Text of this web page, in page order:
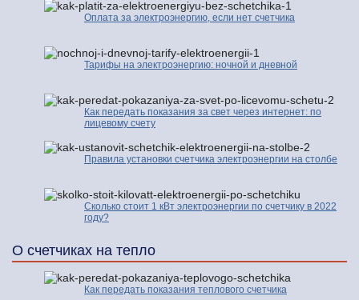
Оплата за электроэнергию, если нет счетчика
Тарифы на электроэнергию: ночной и дневной
Как передать показания за свет через интернет: по
лицевому счету
Правила установки счетчика электроэнергии на столбе
Сколько стоит 1 кВт электроэнергии по счетчику в 2022
году?
О счетчиках на тепло
Как передать показания теплового счетчика